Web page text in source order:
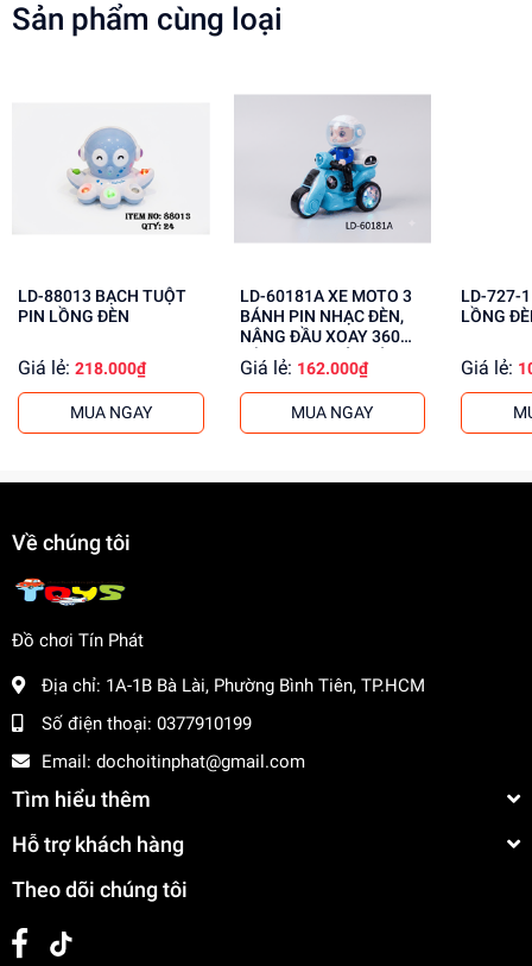
Lắp ráp theo đúng trình tự
Lợi Ích Phát Triển
Phát triển tư duy, sáng tạo
Rèn luyện kỹ năng phối hợp tay mắt
Tăng cường khả năng giải quyết vấn đề
Mua ngay đồ chơi lắp ráp tạiDochoitinphat.com, chúng
thêm thông tin!
Sản phẩm cùng loại
LD-88013 BẠCH TUỘT
PIN LỒNG ĐÈN
Giá lẻ: 218.000₫
MUA NGAY
LD-60181A XE MOTO 3
BÁNH PIN NHẠC ĐÈN,
NÂNG ĐẦU XOAY 360
ĐỘ, PHUN KHÓI, CÓ
NGƯỜI Police
Giá lẻ: 162.000₫
MUA NGAY
LD-727-1 ROBO
LỒNG
Giá lẻ:
Về chúng tôi
Đồ chơi Tín Phát
Địa chỉ: 1A-1B Bà Lài, Phường Bình Tiên, TP.HCM
Số điện thoại: 0377910199
Email: dochoitinphat@gmail.com
Tìm hiểu thêm
Hỗ trợ khách hàng
Theo dõi chúng tôi